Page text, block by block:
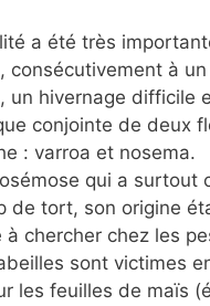
a été très
consécutivement à
un hivernage difficile
conjointe de deux
: varroa et nosema.
qui a surtout
de tort, son origine
à chercher chez les
sont victimes
les feuilles de maïs